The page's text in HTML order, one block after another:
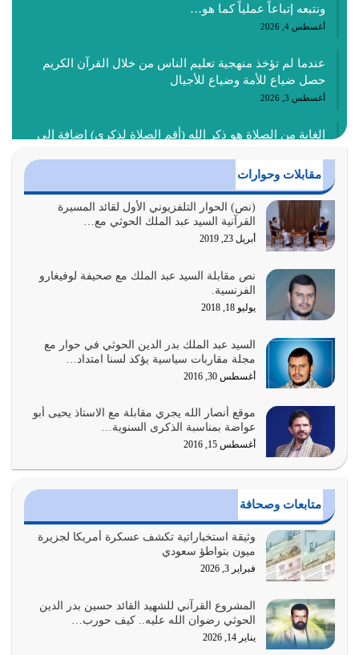
ونتبعه إتباعاً عملياً كما هو…
أغسطس 4, 2026
عندما لم تؤخذ منهجية تعليم الناس من خلال القرآن الكريم
حصل ضياع للأمة وضياع للأجيال
أغسطس 3, 2026
الغاية من الصلاة هو ذكر الله (أقم الصلاة لذكري) إضافة إلى
أغسطس 2, 2026
السبب الرئيسي لشقاء الأمة الابتعاد عن كتاب الله والتعدي
لحدود الله بالإضافات للدين
أغسطس 1, 2026
أبرز أسباب الشقاء هو الإعراض عن ذكر الله وعن هدى الله
المتمثل في القرآن الكريم
يوليو 31, 2026
أولياء الشيطان كلما كانوا أكثر ولاءً وطاعة للشيطان كلما كانوا
أكثر ضعفاً
يوليو 30, 2026
وعد الله تعالى من يُقتل في سبيله بالحياة الأبدية والرزق
والاستبشار والنجاة والخلود في…
يوليو 29, 2026
القرآن الكريم هو أهم مصدر لمعرفة رسول الله معرفة سيرته
معرفة شخصيته معرفة عظمته
يوليو 28, 2026
هل نحن من الصالحين؟ قيِّم نفسك هنا اترك القرآن على أصله
وأعرض نفسك، وأعرض ما لديك على…
يوليو 27, 2026
عندما يكون عدوك هو عدو الله معناه أن تكون نقاط الضعف
فيه كثيرة وسينصرك الله عليه إذا…
مقابلات وحوارات
(نص) الحوار التلفزيوني الأول لقائد المسيرة
القرآنية السيد عبد الملك الحوثي مع…
أبريل 23, 2019
نص مقابلة السيد عبد الملك مع صحيفة لوفيغارو
الفرنسية.
يوليو 18, 2018
السيد عبد الملك بدر الدين الحوثي في حوار مع
مجلة مقاربات سياسية يؤكد لسنا امتداد…
أغسطس 30, 2016
موقع أنصار الله يجري مقابلة مع الاستاذ يحيى أبو
عواضة بمناسبة الذكرى السنوية…
أغسطس 15, 2016
متابعات وصحافة
وثيقة استخباراتية تكشف عسكرة أمريكا لجزيرة
ميون بتواطؤ سعودي
فبراير 3, 2026
المشروع القرآني للشهيد القائد حسين بدر الدين
الحوثي رضوان الله عليه.. كيف حورب…
يناير 14, 2026